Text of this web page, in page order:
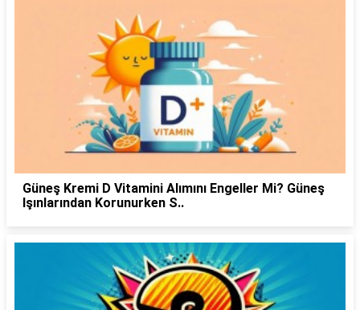
Güneş Kremi D Vitamini Alımını Engeller Mi? Güneş
Işınlarından Korunurken S..